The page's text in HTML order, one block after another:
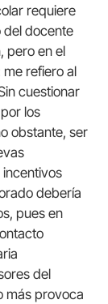
requiere
del docente
pero en el
refiero al
cuestionar
los
obstante, ser
debería
pues en
del
más provoca